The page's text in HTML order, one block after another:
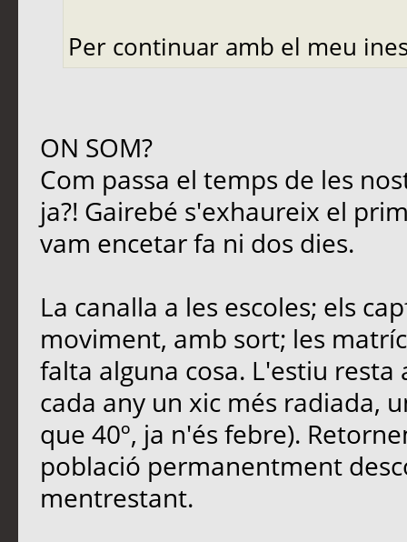
Per continuar amb el meu
ON SOM?
Com passa el temps de les
ja?! Gairebé s'exhaureix el
vam encetar fa ni dos dies.
La canalla a les escoles; els
moviment, amb sort; les
falta alguna cosa. L'estiu
cada any un xic més radiada,
que 40º, ja n'és febre).
població permanentment
mentrestant.